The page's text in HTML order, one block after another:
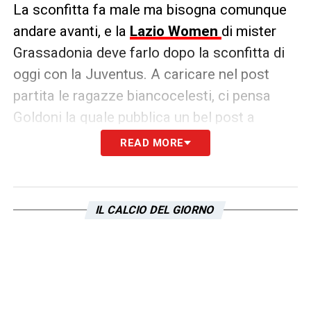
La sconfitta fa male ma bisogna comunque
andare avanti, e la Lazio Women di mister
Grassadonia deve farlo dopo la sconfitta di
oggi con la Juventus. A caricare nel post
partita le ragazze biancocelesti, ci pensa
Goldoni la quale pubblica un bel post a
Fa male perdere così! Ma testa alta,
siamo una grande squadra!
READ MORE
IL CALCIO DEL GIORNO